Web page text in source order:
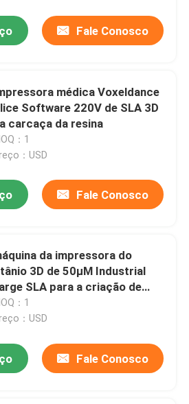
Fale Conosco
médica Voxeldance
Software 220V de SLA 3D
carcaça da resina
：1
：USD
Fale Conosco
da impressora do
3D de 50μM Industrial
SLA para a criação de
rápida
：1
：USD
Fale Conosco